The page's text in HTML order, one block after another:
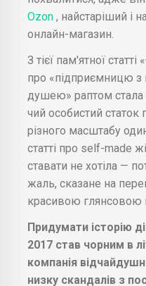
Ozon , найстаріший і
онлайн-магазин.
З тієї пам'ятної
про «підприємницю з
душею» раптом стала
чий особистий
різного масштабу
статті про self-made
ставати не хотіла —
жаль, сказане на
красивою глянсовою
Придумати історію
2017 став чорним в
компанія
низку скандалів з